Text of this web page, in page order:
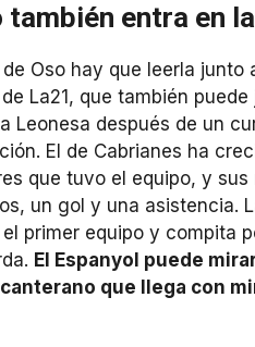
también entra en
Oso hay que leerla
La21, que también
Leonesa después de un
El de Cabrianes ha
que tuvo el equipo, y
un gol y una asistencia.
primer equipo y compita
El Espanyol puede
que llega con